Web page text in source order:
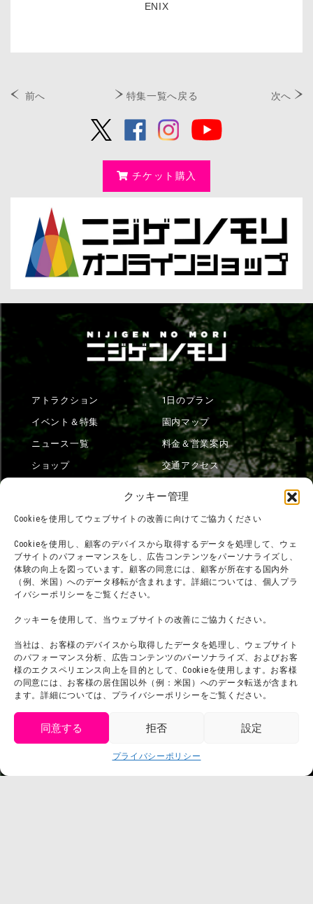
クッキー管理
Cookieを使用してウェブサイトの改善に向けてご協力ください
Cookieを使用し、顧客のデバイスから取得するデータを処理して、ウェ
ブサイトのパフォーマンスをし、広告コンテンツをパーソナライズし、
体験の向上を図っています。顧客の同意には、顧客が所在する国内外
（例、米国）へのデータ移転が含まれます。詳細については、個人プラ
イバシーポリシーをご覧ください。
クッキーを使用して、当ウェブサイトの改善にご協力ください。
当社は、お客様のデバイスから取得したデータを処理し、ウェブサイト
のパフォーマンス分析、広告コンテンツのパーソナライズ、およびお客
様のエクスペリエンス向上を目的として、Cookieを使用します。お客様
の同意には、お客様の居住国以外（例：米国）へのデータ転送が含まれ
ます。詳細については、プライバシーポリシーをご覧ください。
同意する 拒否 設定
プライバシーポリシー
ENIX
前へ 特集一覧へ戻る 次へ
チケット購入
アトラクション
イベント＆特集
ニュース一覧
ショップ
1日のプラン
園内マップ
料金＆営業案内
交通アクセス
団体利用について
お問い合わせ
利用規約
プライバシーポリシー
プレスリリース
メディア掲載実績
会社概要
スタッフ募集